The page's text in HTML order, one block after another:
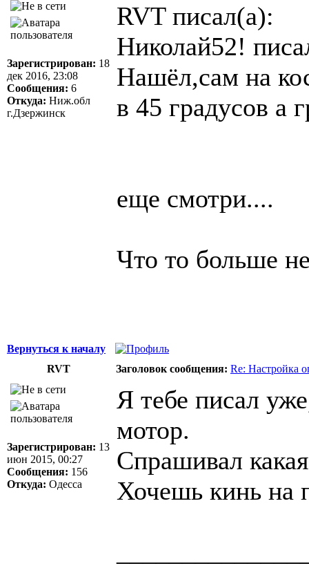
Зарегистрирован: 18
дек 2016, 23:08
Сообщения: 6
Откуда: Ниж.обл
г.Дзержинск
RVT писал(а):
Николай52!
Нашёл,сам на
в 45 градусов а
еще смотри....
Что то больше
Вернуться к началу
RVT
Заголовок сообщения: Re: Настройка
Зарегистрирован: 13
июн 2015, 00:27
Сообщения: 156
Откуда: Одесса
Я тебе писал
мотор.
Спрашивал
Хочешь кинь на